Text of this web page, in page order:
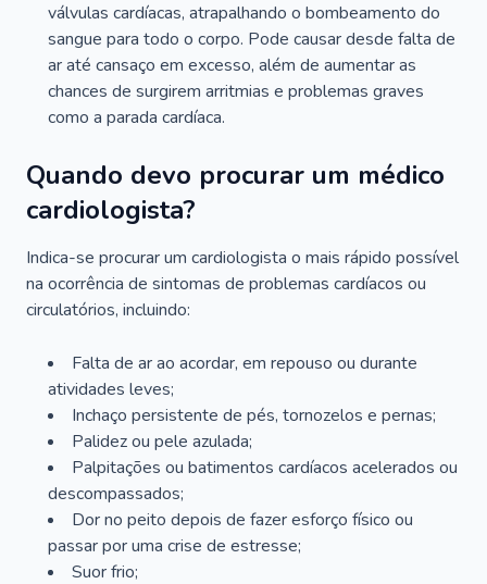
válvulas cardíacas, atrapalhando o bombeamento do
sangue para todo o corpo. Pode causar desde falta de
ar até cansaço em excesso, além de aumentar as
chances de surgirem arritmias e problemas graves
como a parada cardíaca.
Quando devo procurar um médico
cardiologista?
Indica-se procurar um cardiologista o mais rápido possível
na ocorrência de sintomas de problemas cardíacos ou
circulatórios, incluindo:
Falta de ar ao acordar, em repouso ou durante
atividades leves;
Inchaço persistente de pés, tornozelos e pernas;
Palidez ou pele azulada;
Palpitações ou batimentos cardíacos acelerados ou
descompassados;
Dor no peito depois de fazer esforço físico ou
passar por uma crise de estresse;
Suor frio;